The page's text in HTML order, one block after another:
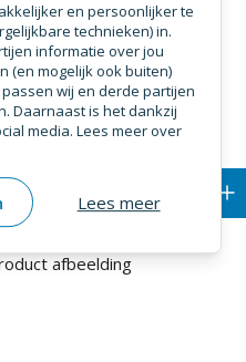
dip etcd20ml00
2143822 Verpakt perstuk
op aanvraag
en persoonlijker te
technieken) in.
informatie over jou
(en mogelijk ook buiten)
wij en derde partijen
Daarnaast is het dankzij
media. Lees meer over
Lees meer